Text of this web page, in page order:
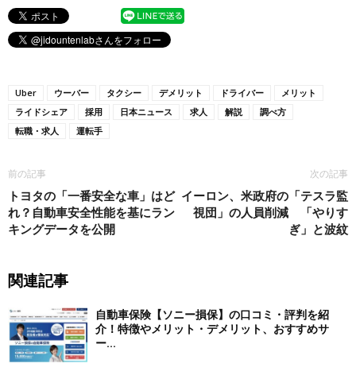
Uber ウーバー タクシー デメリット ドライバー
メリット
ライドシェア
採用 日本ニュース 求人 解説
調べ方
転職・求人
運転手
前の記事
トヨタの「一番安全な車」はど
れ？自動車安全性能を基にラン
キングデータを公開
次の記事
イーロン、米政府の「テスラ監
視団」の人員削減 「やりす
ぎ」と波紋
関連記事
自動車保険【ソニー損保】の口コミ・評判を紹
介！特徴やメリット・デメリット、おすすめサ
ー...